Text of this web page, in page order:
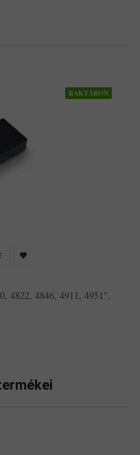
RAKTÁRON
4822, 4846, 4911, 4951",